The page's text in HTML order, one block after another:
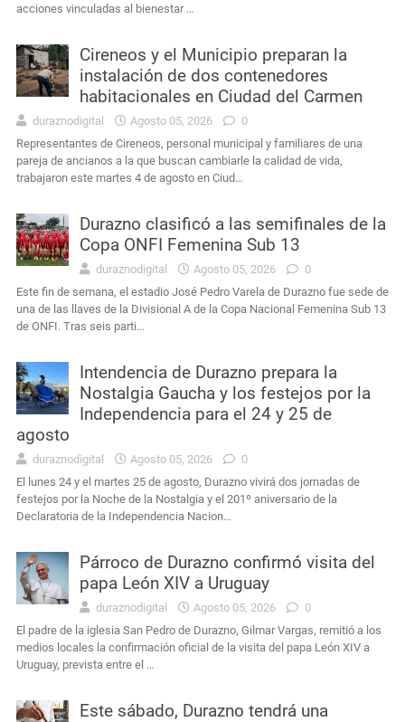
acciones vinculadas al bienestar …
Cireneos y el Municipio preparan la
instalación de dos contenedores
habitacionales en Ciudad del Carmen
duraznodigital Agosto 05, 2026
0
Representantes de Cireneos, personal municipal y familiares de una
pareja de ancianos a la que buscan cambiarle la calidad de vida,
trabajaron este martes 4 de agosto en Ciud…
Durazno clasificó a las semifinales de la
Copa ONFI Femenina Sub 13
duraznodigital Agosto 05, 2026
0
Este fin de semana, el estadio José Pedro Varela de Durazno fue sede de
una de las llaves de la Divisional A de la Copa Nacional Femenina Sub 13
de ONFI. Tras seis parti…
Intendencia de Durazno prepara la
Nostalgia Gaucha y los festejos por la
Independencia para el 24 y 25 de
agosto
duraznodigital Agosto 05, 2026
0
El lunes 24 y el martes 25 de agosto, Durazno vivirá dos jornadas de
festejos por la Noche de la Nostalgia y el 201º aniversario de la
Declaratoria de la Independencia Nacion…
Párroco de Durazno confirmó visita del
papa León XIV a Uruguay
duraznodigital Agosto 05, 2026
0
El padre de la iglesia San Pedro de Durazno, Gilmar Vargas, remitió a los
medios locales la confirmación oficial de la visita del papa León XIV a
Uruguay, prevista entre el …
Este sábado, Durazno tendrá una